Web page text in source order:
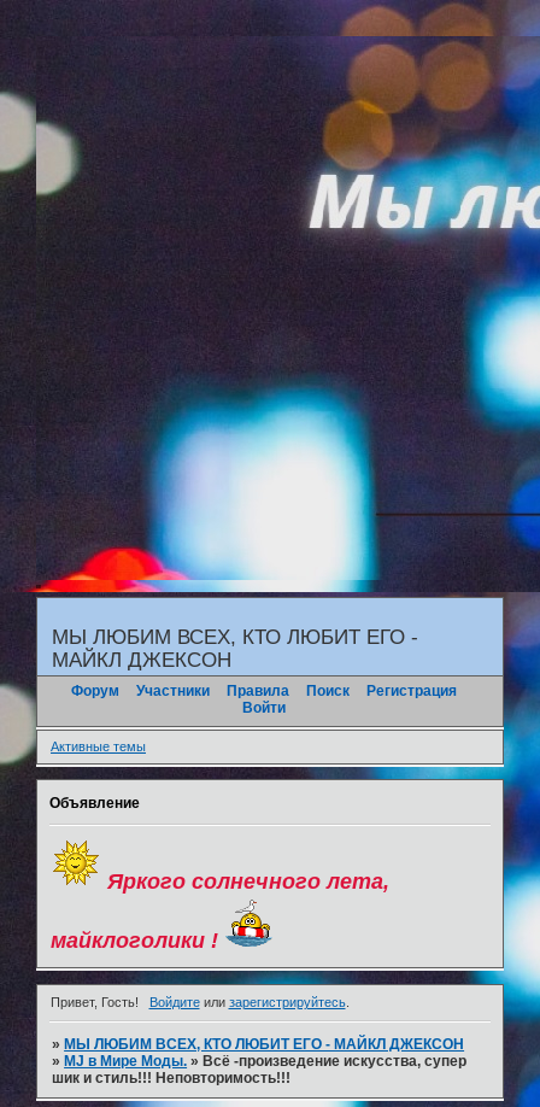
"
МЫ ЛЮБИМ ВСЕХ, КТО ЛЮБИТ ЕГО -
МАЙКЛ ДЖЕКСОН
Форум Участники Правила Поиск
Регистрация
Войти
Активные темы
Объявление
Яркого солнечного лета,
майклоголики !
Привет, Гость! Войдитеили зарегистрируйтесь.
»МЫ ЛЮБИМ ВСЕХ, КТО ЛЮБИТ ЕГО - МАЙКЛ ДЖЕКСОН
»MJ в Мире Моды. »Всё -произведение искусства, супер
шик и стиль!!! Неповторимость!!!